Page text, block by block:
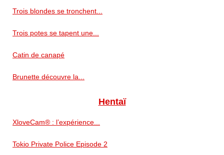
Trois blondes se tronchent...
Trois potes se tapent une...
Catin de canapé
Brunette découvre la...
Hentaï
XloveCam® : l’expérience...
Tokio Private Police Episode 2